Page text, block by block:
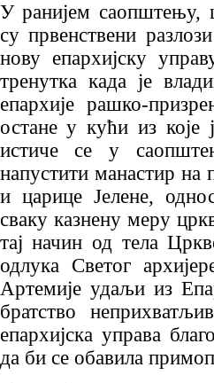
У ранијем саопштењу,
су првенствени
нову епархијску
тренутка када је
епархије рашко-
остане у кући из које
истиче се у
напустити манастир на
и царице Јелене,
сваку казнену меру
тај начин од тела
одлука Светог
Артемије удаљи из
братство
епархијска управа
да би се обавила